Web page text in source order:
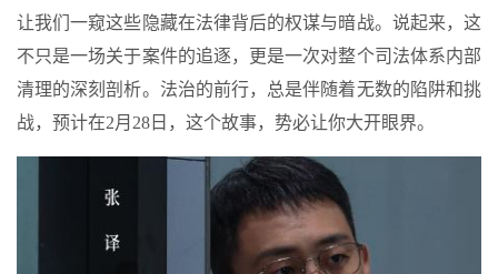
让我们一窥这些隐藏在法律背后的权谋与暗战。说起来，这
不只是一场关于案件的追逐，更是一次对整个司法体系内部
清理的深刻剖析。法治的前行，总是伴随着无数的陷阱和挑
战，预计在2月28日，这个故事，势必让你大开眼界。